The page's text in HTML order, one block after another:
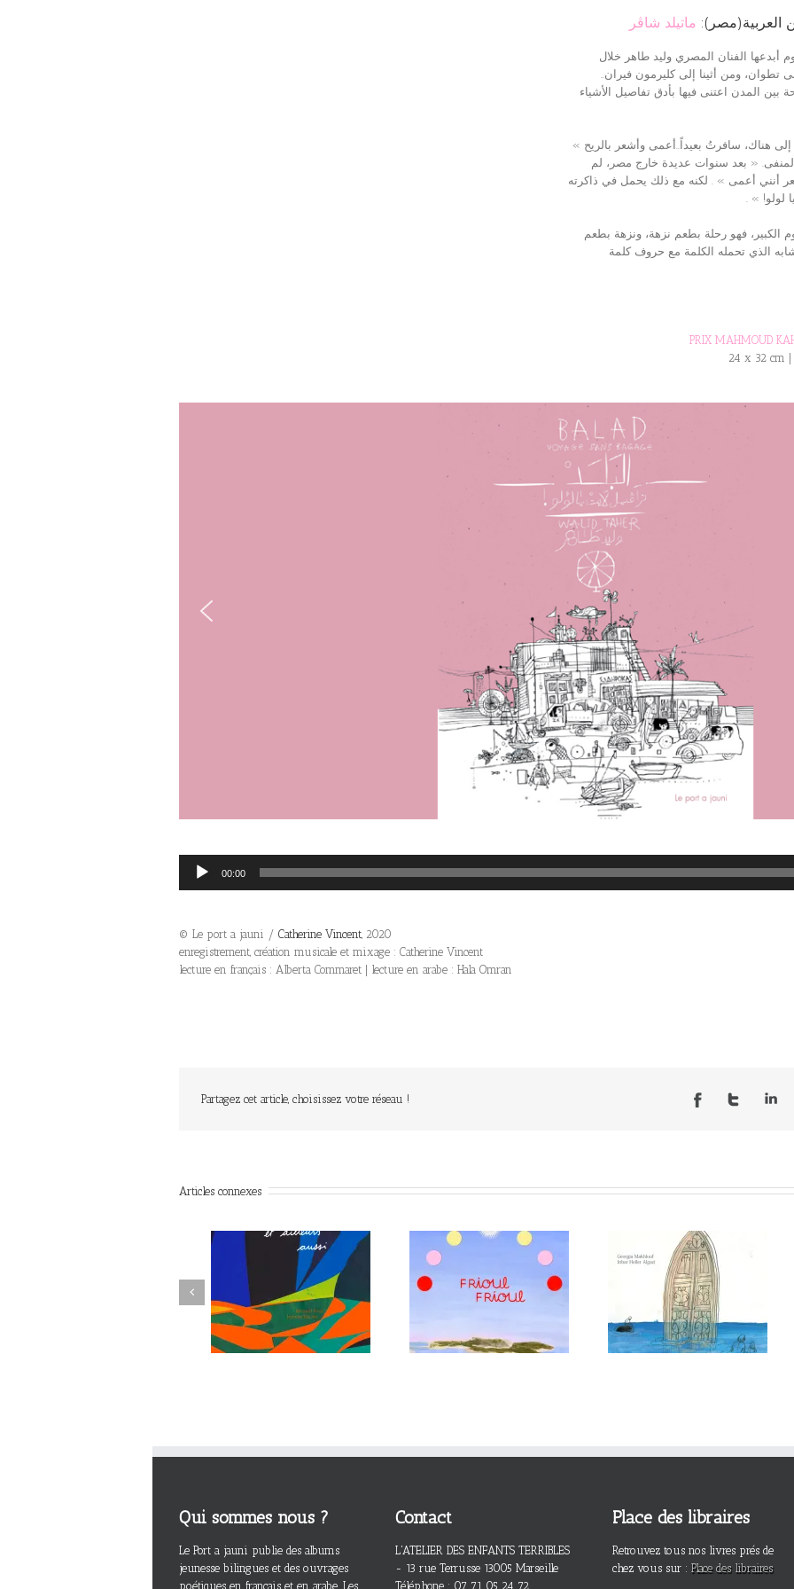
العربية(مصر): ماتيلد شاڨر
تطوان، ومن أثينا إلى كليرمون فيران
المدن اعتنى فيها بأدق تفاصيل الأشياء
هناك، سافرتُ بعيداً..أعمى وأشعر بالريح
« بعد سنوات عديدة خارج مصر، لم
أنني أعمى » . لكنه مع ذلك يحمل في ذاكرته
لولو
الكبير، فهو رحلة بطعم نزهة، ونزهة بطعم
الذي تحمله الكلمة مع حروف كلمة
PRIX MAHMOUD
24 x 32 cm |
Lecteur
audio
00:00
© Le port a jauni / Catherine Vincent, 2020
enregistrement, création musicale et mixage : Catherine Vincent
lecture en français : Alberta Commaret | lecture en arabe : Hala Omran
Partagez cet article, choisissez votre réseau !
Articles connexes
Previous
Qui sommes nous ?
Le Port a jauni publie des albums
jeunesse bilingues et des ouvrages
poétiques en français et en arabe. Les
Contact
L'ATELIER DES ENFANTS TERRIBLES
- 13 rue Terrusse 13005 Marseille
Téléphone : 07 71 05 24 72
Place des libraires
Retrouvez tous nos livres prés de
chez vous sur : Place des libraires